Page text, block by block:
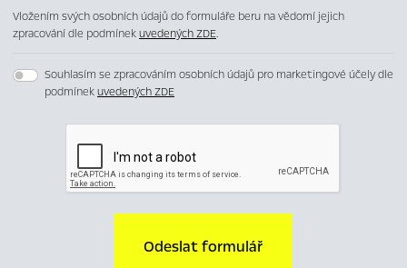
Vložením svých osobních údajů do formuláře beru na vědomí jejich
zpracování dle podmínekuvedených ZDE.
Souhlasím se zpracováním osobních údajů pro marketingové účely dle
podmínekuvedených ZDE
Odeslat formulář